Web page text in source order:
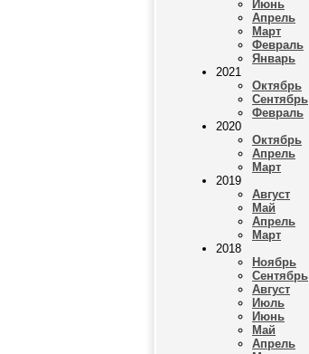
Июнь
Апрель
Март
Февраль
Январь
2021
Октябрь
Сентябрь
Февраль
2020
Октябрь
Апрель
Март
2019
Август
Май
Апрель
Март
2018
Ноябрь
Сентябрь
Август
Июль
Июнь
Май
Апрель